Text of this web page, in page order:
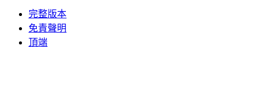
完整版本
免責聲明
頂端